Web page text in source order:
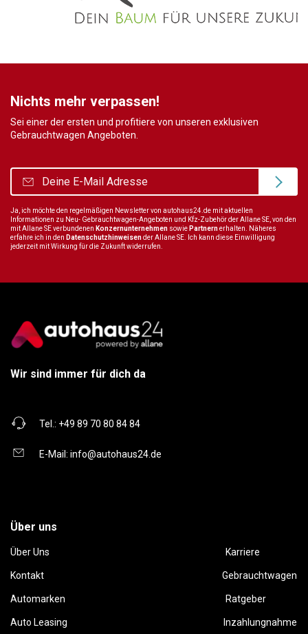
Nichts mehr verpassen!
Sei einer der ersten und profitiere von unseren exklusiven
Gebrauchtwagen Angeboten.
Ja, ich möchte den regelmäßigen Newsletter von autohaus24.de mit aktuellen
Informationen zu Neu- Gebrauchtwagen-Angeboten und Kfz-Zubehör der Allane SE, von den
mit Allane SE verbundenen Konzernunternehmen sowie Partnernerhalten. Näheres
erfahre ich in den Datenschutzhinweisender Allane SE. Ich kann diese Einwilligung
jederzeit mit Wirkung für die Zukunft widerrufen.
Wir sind immer für dich da
Tel.: +49 89 70 80 84 84
E-Mail: info@autohaus24.de
Über uns
Über Uns Karriere
Kontakt Gebrauchtwagen
Automarken Ratgeber
Auto Leasing Inzahlungnahme